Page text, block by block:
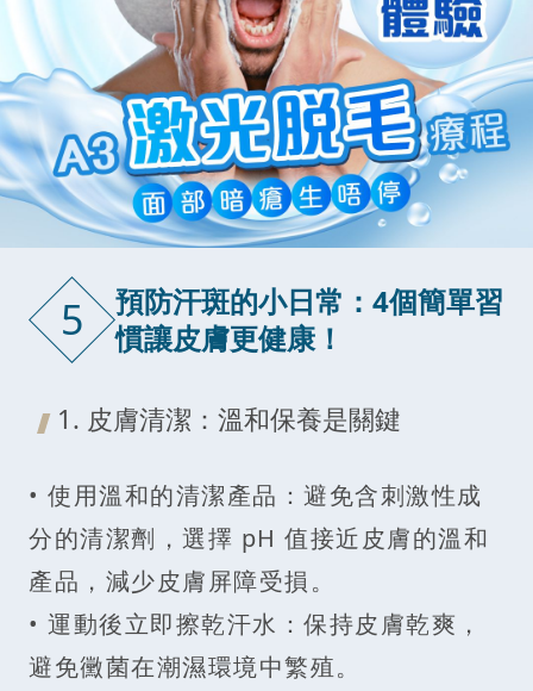
5
預防汗斑的小日常：4個簡單習
慣讓皮膚更健康！
1. 皮膚清潔：溫和保養是關鍵
• 使用溫和的清潔產品：避免含刺激性成
分的清潔劑，選擇 pH 值接近皮膚的溫和
產品，減少皮膚屏障受損。
• 運動後立即擦乾汗水：保持皮膚乾爽，
避免黴菌在潮濕環境中繁殖。